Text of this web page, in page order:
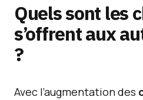
Quels sont les
s’offrent aux
?
Avec l’augmentation des